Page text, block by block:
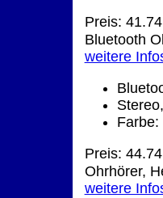
Preis:
Bluetooth
weitere
Farbe:
Preis:
Ohrhörer,
weitere